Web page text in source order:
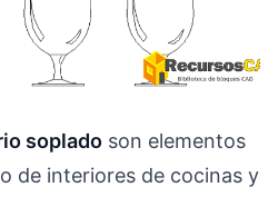
soplado son elementos
de interiores de cocinas y